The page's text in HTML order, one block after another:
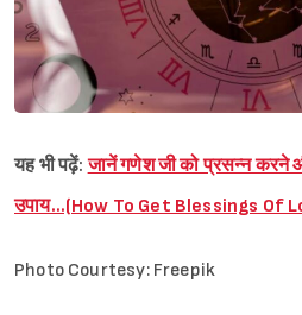
यह भी पढ़ें:जानें गणेश जी को प्रसन्न करने
उपाय…(How To Get Blessings Of
Photo Courtesy: Freepik